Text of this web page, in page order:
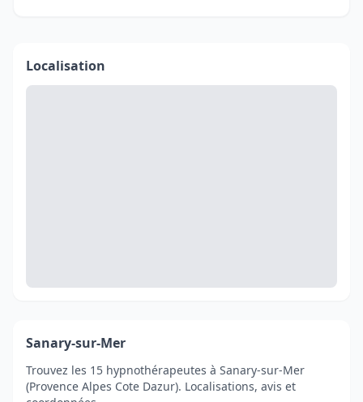
Localisation
Sanary-sur-Mer
Trouvez les 15 hypnothérapeutes à Sanary-sur-Mer
(Provence Alpes Cote Dazur). Localisations, avis et